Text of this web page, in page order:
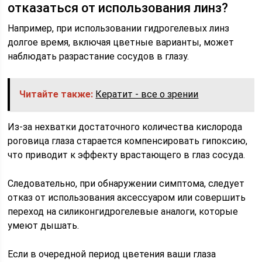
отказаться от использования линз?
Например, при использовании гидрогелевых линз
долгое время, включая цветные варианты, может
наблюдать разрастание сосудов в глазу.
Читайте также: Кератит - все о зрении
Из-за нехватки достаточного количества кислорода
роговица глаза старается компенсировать гипоксию,
что приводит к эффекту врастающего в глаз сосуда.
Следовательно, при обнаружении симптома, следует
отказ от использования аксессуаром или совершить
переход на силиконгидрогелевые аналоги, которые
умеют дышать.
Если в очередной период цветения ваши глаза